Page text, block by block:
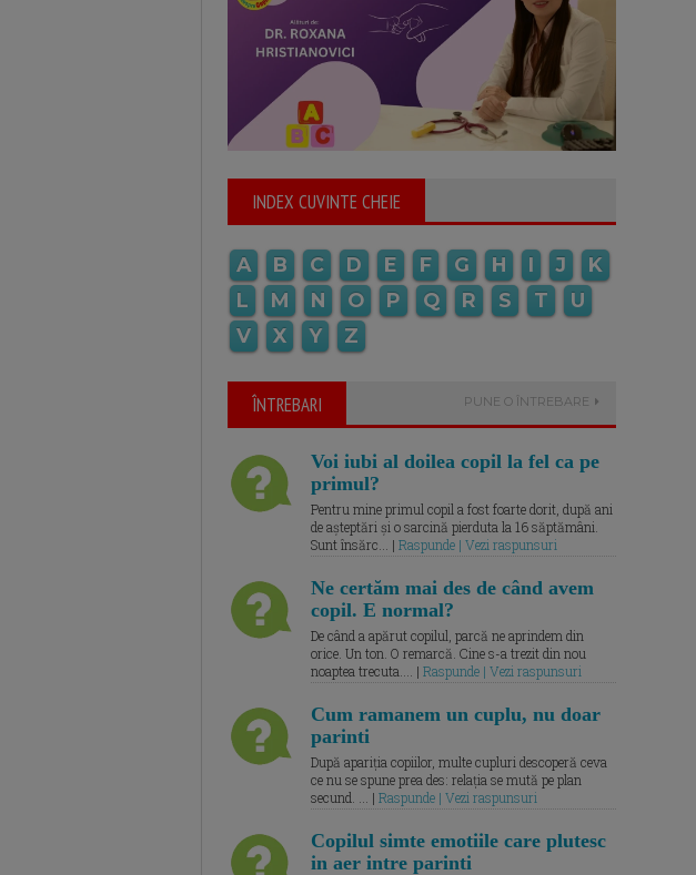
INDEX CUVINTE CHEIE
A B C D E F G H I J
K
L
M N O P Q R S T
U
V
X Y Z
ÎNTREBARI PUNE O ÎNTREBARE
Voi iubi al doilea copil la fel ca pe
primul?
Pentru mine primul copil a fost foarte dorit, după ani
de așteptări și o sarcină pierduta la 16 săptămâni.
Sunt însărc... | Raspunde | Vezi raspunsuri
Ne certăm mai des de când avem
copil. E normal?
De când a apărut copilul, parcă ne aprindem din
orice. Un ton. O remarcă. Cine s-a trezit din nou
noaptea trecuta.... | Raspunde | Vezi raspunsuri
Cum ramanem un cuplu, nu doar
parinti
După apariția copiilor, multe cupluri descoperă ceva
ce nu se spune prea des: relația se mută pe plan
secund. ... | Raspunde | Vezi raspunsuri
Copilul simte emotiile care plutesc
in aer intre parinti